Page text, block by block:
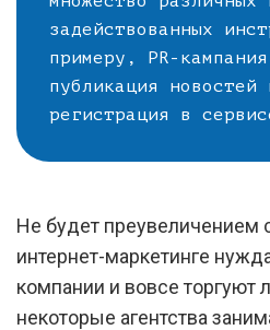
задействованных
примеру, PR-
публикация
регистрация в
Не будет преувеличением
интернет-маркетинге
компании и вовсе торгуют
некоторые агентства